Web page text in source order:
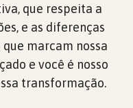
que respeita a
e as diferenças
marcam nossa
e você é nosso
transformação.